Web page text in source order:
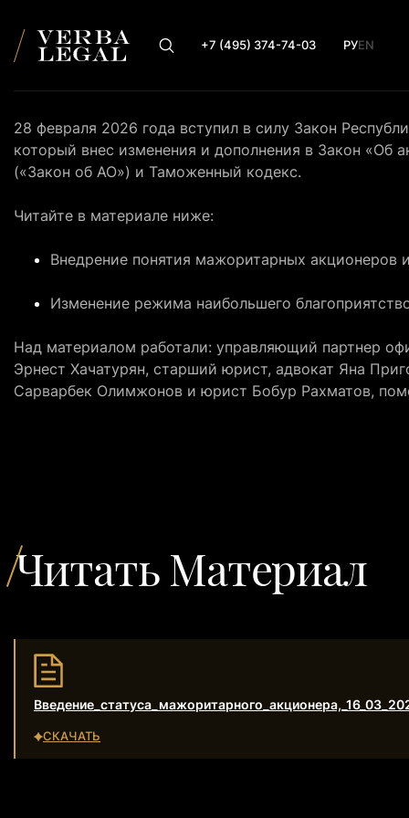
+7 (495) 374-74-03 РУEN
28 февраля 2026 года вступил в силу Закон
который внес изменения и дополнения в Закон «Об
(«Закон об АО») и Таможенный кодекс.
Читайте в материале ниже:
Внедрение понятия мажоритарных акционеров
Изменение режима наибольшего
Над материалом работали: управляющий партнер
Эрнест Хачатурян, старший юрист, адвокат Яна
Сарварбек Олимжонов и юрист Бобур Рахматов,
Читать Материал
СКАЧАТЬ